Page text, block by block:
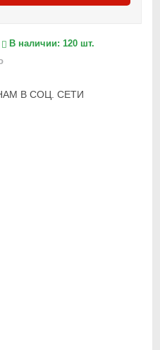
В наличии: 120 шт.
В СОЦ. СЕТИ